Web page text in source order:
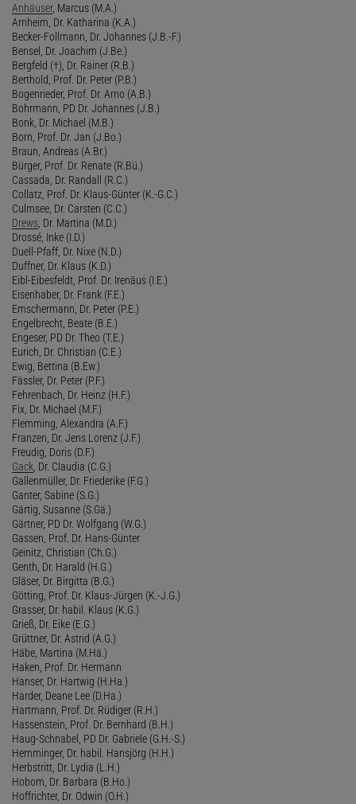
Anhäuser, Marcus (M.A.)
Arnheim, Dr. Katharina (K.A.)
Becker-Follmann, Dr. Johannes (J.B.-F.)
Bensel, Dr. Joachim (J.Be.)
Bergfeld (†), Dr. Rainer (R.B.)
Berthold, Prof. Dr. Peter (P.B.)
Bogenrieder, Prof. Dr. Arno (A.B.)
Bohrmann, PD Dr. Johannes (J.B.)
Bonk, Dr. Michael (M.B.)
Born, Prof. Dr. Jan (J.Bo.)
Braun, Andreas (A.Br.)
Bürger, Prof. Dr. Renate (R.Bü.)
Cassada, Dr. Randall (R.C.)
Collatz, Prof. Dr. Klaus-Günter (K.-G.C.)
Culmsee, Dr. Carsten (C.C.)
Drews , Dr. Martina (M.D.)
Drossé, Inke (I.D.)
Duell-Pfaff, Dr. Nixe (N.D.)
Duffner, Dr. Klaus (K.D.)
Eibl-Eibesfeldt, Prof. Dr. Irenäus (I.E.)
Eisenhaber, Dr. Frank (F.E.)
Emschermann, Dr. Peter (P.E.)
Engelbrecht, Beate (B.E.)
Engeser, PD Dr. Theo (T.E.)
Eurich, Dr. Christian (C.E.)
Ewig, Bettina (B.Ew.)
Fässler, Dr. Peter (P.F.)
Fehrenbach, Dr. Heinz (H.F.)
Fix, Dr. Michael (M.F.)
Flemming, Alexandra (A.F.)
Franzen, Dr. Jens Lorenz (J.F.)
Freudig, Doris (D.F.)
Gack , Dr. Claudia (C.G.)
Gallenmüller, Dr. Friederike (F.G.)
Ganter, Sabine (S.G.)
Gärtig, Susanne (S.Gä.)
Gärtner, PD Dr. Wolfgang (W.G.)
Gassen, Prof. Dr. Hans-Günter
Geinitz, Christian (Ch.G.)
Genth, Dr. Harald (H.G.)
Gläser, Dr. Birgitta (B.G.)
Götting, Prof. Dr. Klaus-Jürgen (K.-J.G.)
Grasser, Dr. habil. Klaus (K.G.)
Grieß, Dr. Eike (E.G.)
Grüttner, Dr. Astrid (A.G.)
Häbe, Martina (M.Hä.)
Haken, Prof. Dr. Hermann
Hanser, Dr. Hartwig (H.Ha.)
Harder, Deane Lee (D.Ha.)
Hartmann, Prof. Dr. Rüdiger (R.H.)
Hassenstein, Prof. Dr. Bernhard (B.H.)
Haug-Schnabel, PD Dr. Gabriele (G.H.-S.)
Hemminger, Dr. habil. Hansjörg (H.H.)
Herbstritt, Dr. Lydia (L.H.)
Hobom, Dr. Barbara (B.Ho.)
Hoffrichter, Dr. Odwin (O.H.)